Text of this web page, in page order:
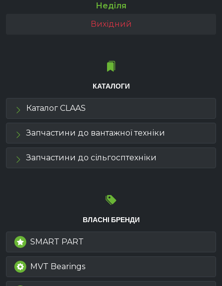
Неділя
Вихідний
КАТАЛОГИ
Каталог CLAAS
Запчастини до вантажної техніки
Запчастини до сільгосптехніки
ВЛАСНІ БРЕНДИ
SMART PART
MVT Bearings